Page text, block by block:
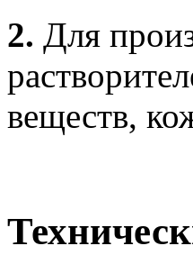
2. Для
веществ,